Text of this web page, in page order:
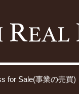
for Sale(事業の売買)